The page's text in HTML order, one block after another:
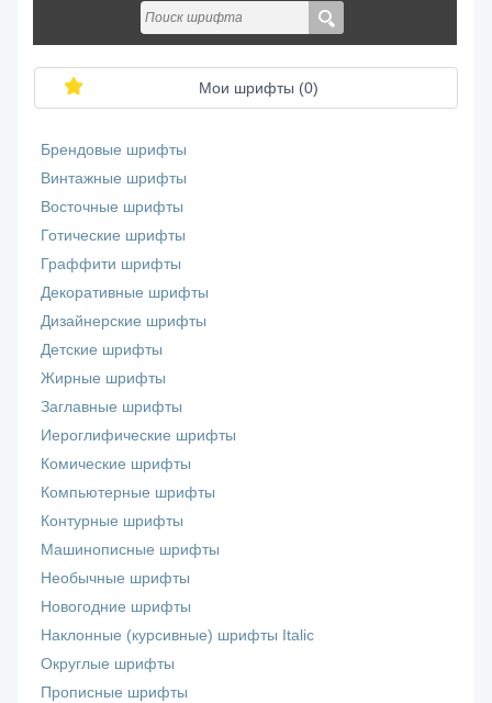
Мои шрифты (0)
Брендовые шрифты
Винтажные шрифты
Восточные шрифты
Готические шрифты
Граффити шрифты
Декоративные шрифты
Дизайнерские шрифты
Детские шрифты
Жирные шрифты
Заглавные шрифты
Иероглифические шрифты
Комические шрифты
Компьютерные шрифты
Контурные шрифты
Машинописные шрифты
Необычные шрифты
Новогодние шрифты
Наклонные (курсивные) шрифты Italic
Округлые шрифты
Прописные шрифты